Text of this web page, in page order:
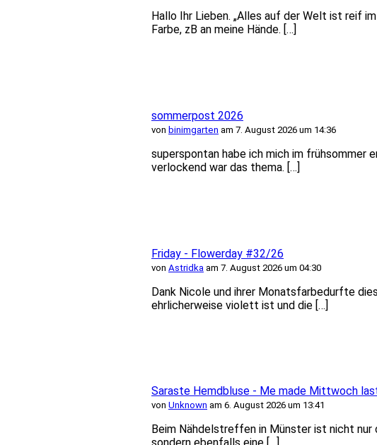
Hallo Ihr Lieben. „Alles auf der Welt ist reif
Farbe, zB an meine Hände. […]
sommerpost 2026
von binimgarten am 7. August 2026 um 14:36
superspontan habe ich mich im frühsommer
verlockend war das thema. […]
Friday - Flowerday #32/26
von Astridka am 7. August 2026 um 04:30
Dank Nicole und ihrer Monatsfarbedurfte
ehrlicherweise violett ist und die […]
Saraste Hemdbluse - Me made Mittwoch
von Unknown am 6. August 2026 um 13:41
Beim Nähdelstreffen in Münster ist nicht nur